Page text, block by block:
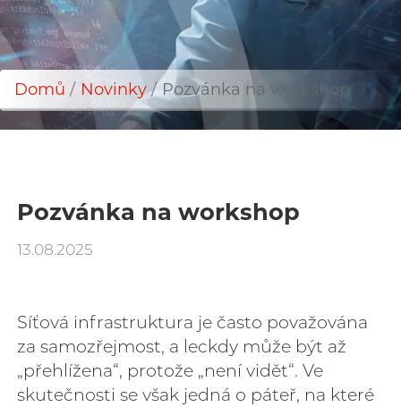
Drobečková
Domů Novinky Pozvánka na workshop
Pozvánka na workshop
13.08.2025
Síťová infrastruktura je často považována
za samozřejmost, a leckdy může být až
„přehlížena“, protože „není vidět“. Ve
skutečnosti se však jedná o páteř, na které